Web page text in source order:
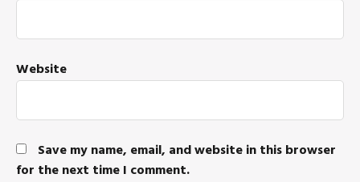
Website
Save my name, email, and website in this browser
for the next time I comment.